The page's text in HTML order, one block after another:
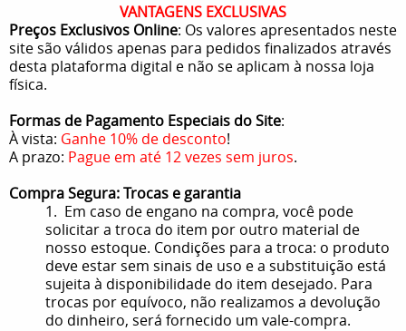
VANTAGENS EXCLUSIVAS
Preços Exclusivos Online: Os valores apresentados neste
site são válidos apenas para pedidos finalizados através
desta plataforma digital e não se aplicam à nossa loja
física.
Formas de Pagamento Especiais do Site:
À vista: Ganhe 10% de desconto!
A prazo: Pague em até 12 vezes sem juros.
Compra Segura: Trocas e garantia
1. Em caso de engano na compra, você pode
solicitar a troca do item por outro material de
nosso estoque. Condições para a troca: o produto
deve estar sem sinais de uso e a substituição está
sujeita à disponibilidade do item desejado. Para
trocas por equívoco, não realizamos a devolução
do dinheiro, será fornecido um vale-compra.